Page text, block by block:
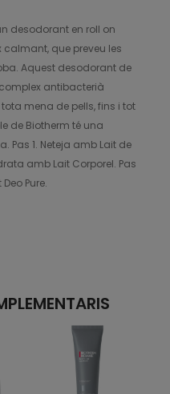
desodorant en roll on
que preveu les
Aquest desodorant de
antibacterià
mena de pells, fins i tot
de Biotherm té una
Pas 1. Neteja amb Lait de
amb Lait Corporel. Pas
Pure.